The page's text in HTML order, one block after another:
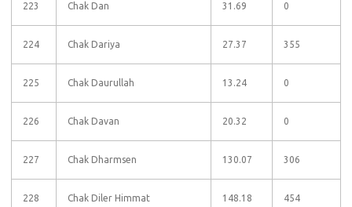
223 Chak Dan 31.69 0
224 Chak Dariya 27.37 355
225 Chak Daurullah 13.24 0
226 Chak Davan 20.32 0
227 Chak Dharmsen 130.07 306
228 Chak Diler Himmat 148.18 454